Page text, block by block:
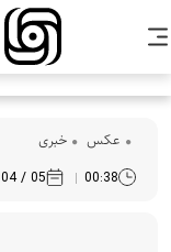
عکس خبری
00:38
05 / 04 /1405